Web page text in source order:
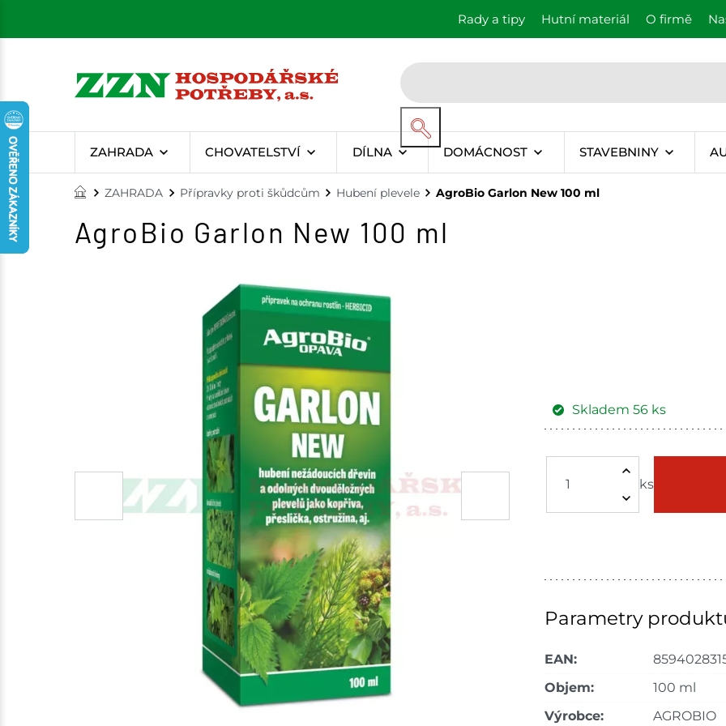
Rady a tipy Hutní materiál O firmě
ZAHRADA CHOVATELSTVÍ DÍLNA DOMÁCNOST STAVEBNINY
ZAHRADA Přípravky proti škůdcům Hubení plevele AgroBio Garlon New 100 ml
AgroBio Garlon New 100 ml
ks
Skladem 56 ks
Sázavou
dnů
dnů
dnů
Parametry
EAN:
Objem:
100 ml
Výrobce:
AGROBIO